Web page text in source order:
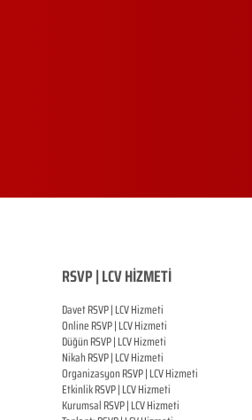
RSVP | LCV HİZMETİ
Davet RSVP | LCV Hizmeti
OnlineRSVP |LCV Hizmeti
DüğünRSVP |LCV Hizmeti
NikahRSVP |LCV Hizmeti
OrganizasyonRSVP |LCV Hizmeti
EtkinlikRSVP |LCV Hizmeti
KurumsalRSVP |LCV Hizmeti